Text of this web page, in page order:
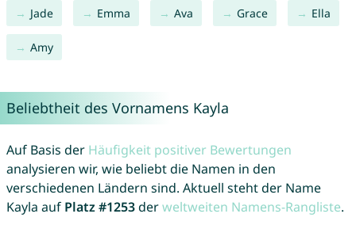
Jade Emma Ava Grace Ella
Amy
Beliebtheit des Vornamens Kayla
Auf Basis der Häufigkeit positiver Bewertungen
analysieren wir, wie beliebt die Namen in den
verschiedenen Ländern sind. Aktuell steht der Name
Kayla auf Platz #1253derweltweiten Namens-Rangliste.